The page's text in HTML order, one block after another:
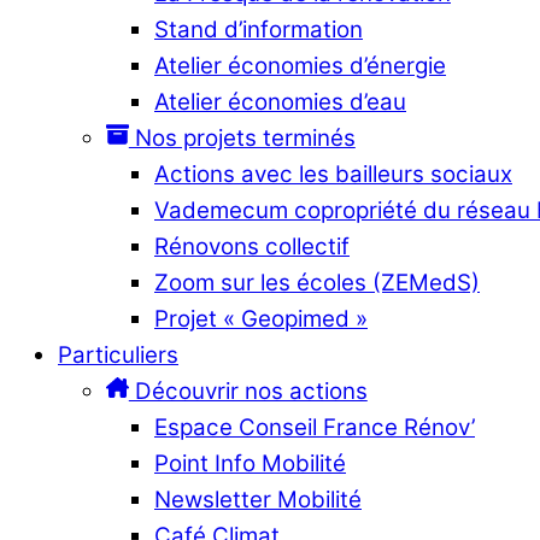
Stand d’information
Atelier économies d’énergie
Atelier économies d’eau
Nos projets terminés
Actions avec les bailleurs sociaux
Vademecum copropriété du réseau
Rénovons collectif
Zoom sur les écoles (ZEMedS)
Projet « Geopimed »
Particuliers
Découvrir nos actions
Espace Conseil France Rénov’
Point Info Mobilité
Newsletter Mobilité